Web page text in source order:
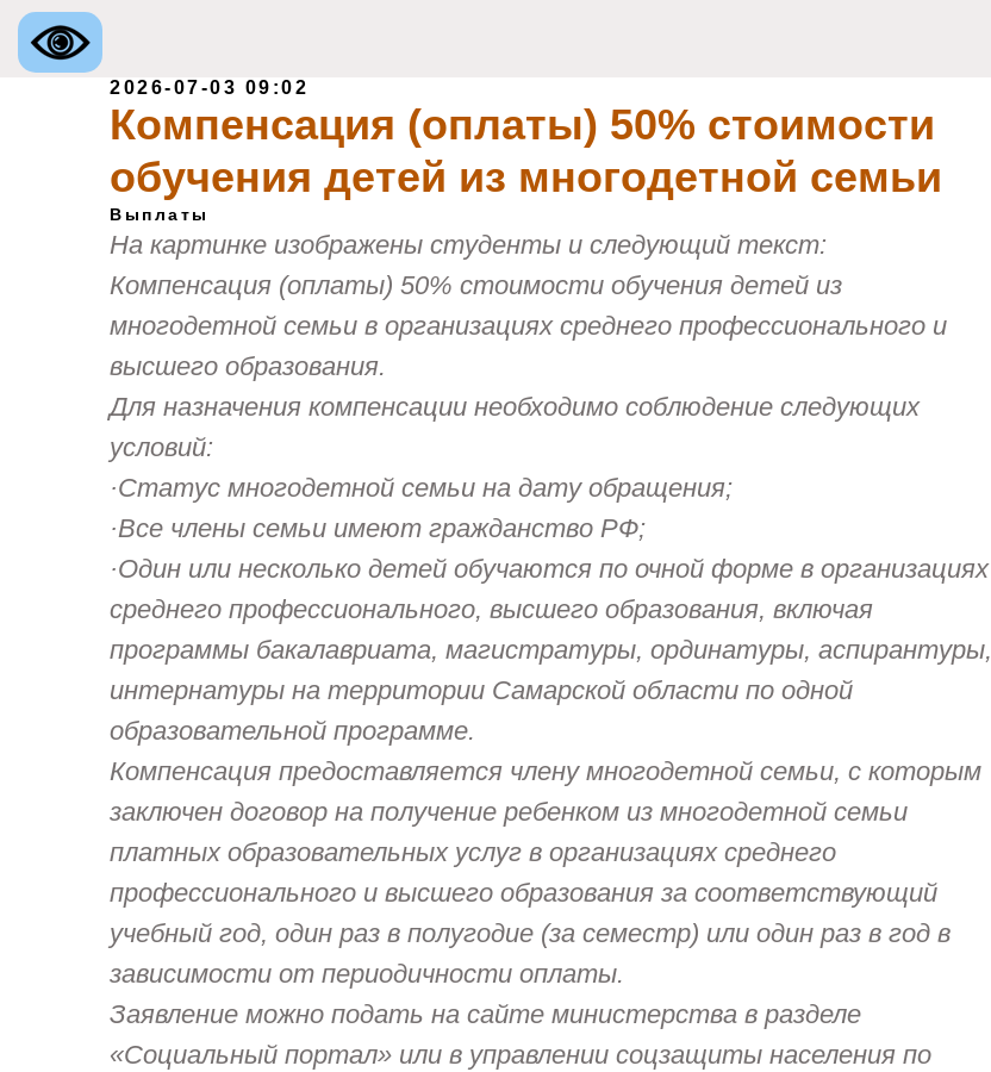
2026-07-03 09:02
Компенсация (оплаты) 50% стоимости
обучения детей из многодетной семьи
Выплаты
На картинке изображены студенты и следующий текст:
Компенсация (оплаты) 50% стоимости обучения детей из
многодетной семьи в организациях среднего профессионального и
высшего образования.
Для назначения компенсации необходимо соблюдение следующих
условий:
·Статус многодетной семьи на дату обращения;
·Все члены семьи имеют гражданство РФ;
·Один или несколько детей обучаются по очной форме в организациях
среднего профессионального, высшего образования, включая
программы бакалавриата, магистратуры, ординатуры, аспирантуры,
интернатуры на территории Самарской области по одной
образовательной программе.
Компенсация предоставляется члену многодетной семьи, с которым
заключен договор на получение ребенком из многодетной семьи
платных образовательных услуг в организациях среднего
профессионального и высшего образования за соответствующий
учебный год, один раз в полугодие (за семестр) или один раз в год в
зависимости от периодичности оплаты.
Заявление можно подать на сайте министерства в разделе
«Социальный портал» или в управлении соцзащиты населения по